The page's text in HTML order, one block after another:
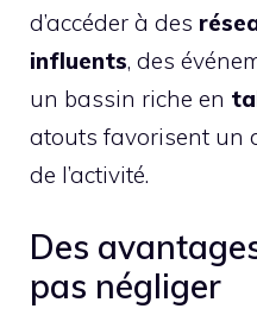
d’accéder à des
influents, des
un bassin riche en
atouts favorisent un
de l’activité.
Des
pas négliger